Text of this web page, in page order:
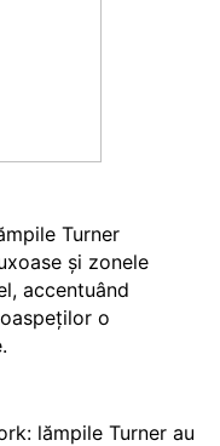
Turner
și zonele
accentuând
o
lămpile Turner au